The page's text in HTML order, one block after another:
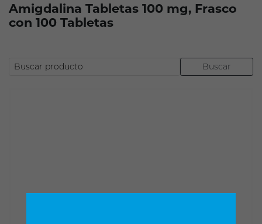
Amigdalina Tabletas 100 mg, Frasco
con 100 Tabletas